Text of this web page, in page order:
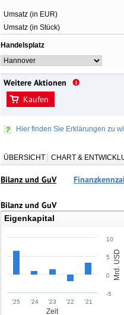
Umsatz (in EUR)
Umsatz (in Stück)
Handelsplatz
Weitere Aktionen
Kaufen
Hier finden Sie Erklärungen zu
ÜBERSICHT CHART &
Bilanz und GuV
Bilanz und GuV
Eigenkapital
Zeit
Mrd. USD
'25 '24 '23 '22 '21
-5
0
5
10